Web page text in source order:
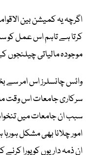
اگرچہ یہ کمیشن بین
کرتا ہے تاہم اس عمل کو
موجودہ مالیاتی چیلنجوں
وائس چانسلرز اس امر
سرکاری جامعات اس وقت
سبب ان جامعات میں
امور چلانا بھی مشکل
ان ذمہ داریوں کو پورا